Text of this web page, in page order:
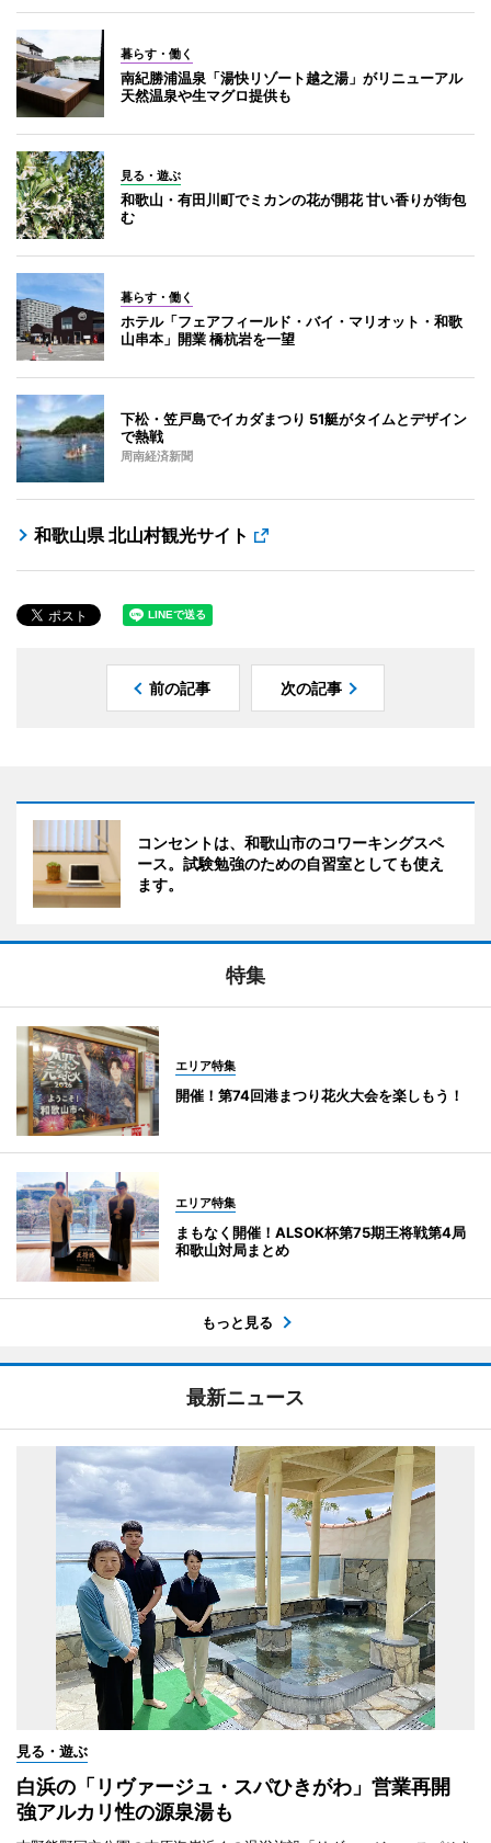
暮らす・働く
南紀勝浦温泉「湯快リゾート越之湯」がリニューアル
天然温泉や生マグロ提供も
見る・遊ぶ
和歌山・有田川町でミカンの花が開花 甘い香りが街包
む
暮らす・働く
ホテル「フェアフィールド・バイ・マリオット・和歌
山串本」開業 橋杭岩を一望
下松・笠戸島でイカダまつり 51艇がタイムとデザイン
で熱戦
周南経済新聞
和歌山県 北山村観光サイト
前の記事 次の記事
コンセントは、和歌山市のコワーキングスペ
ース。試験勉強のための自習室としても使え
ます。
特集
エリア特集
開催！第74回港まつり花火大会を楽しもう！
エリア特集
まもなく開催！ALSOK杯第75期王将戦第4局
和歌山対局まとめ
もっと見る
最新ニュース
見る・遊ぶ
白浜の「リヴァージュ・スパひきがわ」営業再開
強アルカリ性の源泉湯も